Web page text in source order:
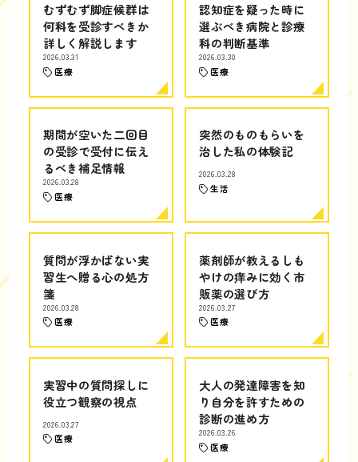
むずむず脚症候群は
何科を受診すべきか
詳しく解説します
2026.03.31
医療
認知症を疑った時に
選ぶべき病院と診療
科の判断基準
2026.03.30
医療
期間が空いた二回目
の受診で受付に伝え
るべき補足情報
2026.03.28
医療
突然のものもらいを
治した私の体験記
2026.03.28
生活
質問が浮かばない実
習生へ贈る心の処方
箋
2026.03.28
医療
薬剤師が教えるしも
やけの痒みに効く市
販薬の選び方
2026.03.27
医療
実習中の質問探しに
役立つ観察の視点
2026.03.27
医療
大人の発達障害を知
り自分を許すための
診断の進め方
2026.03.26
医療